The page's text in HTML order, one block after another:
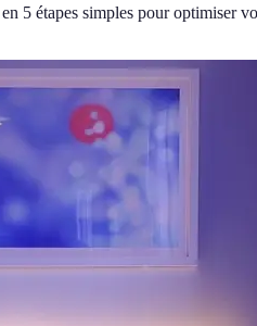
5 étapes simples pour optimiser